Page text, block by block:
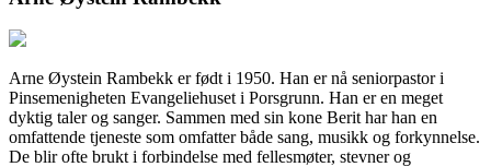
Arne Øystein Rambekk er født i 1950. Han er nå seniorpastor i
Pinsemenigheten Evangeliehuset i Porsgrunn. Han er en meget
dyktig taler og sanger. Sammen med sin kone Berit har han en
omfattende tjeneste som omfatter både sang, musikk og forkynnelse.
De blir ofte brukt i forbindelse med fellesmøter, stevner og